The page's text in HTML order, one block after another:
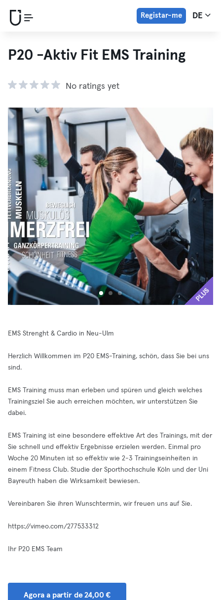
Registar-me DE
P20 -Aktiv Fit EMS Training
No ratings yet
PLUS
EMS Strenght & Cardio in Neu-Ulm
Herzlich Willkommen im P20 EMS-Training, schön, dass Sie bei uns
sind.
EMS Training muss man erleben und spüren und gleich welches
Trainingsziel Sie auch erreichen möchten, wir unterstützen Sie
dabei.
EMS Training ist eine besondere effektive Art des Trainings, mit der
Sie schnell und effektiv Ergebnisse erzielen werden. Einmal pro
Woche 20 Minuten ist so effektiv wie 2-3 Trainingseinheiten in
einem Fitness Club. Studie der Sporthochschule Köln und der Uni
Bayreuth haben die Wirksamkeit bewiesen.
Vereinbaren Sie ihren Wunschtermin, wir freuen uns auf Sie.
https://vimeo.com/277533312
Ihr P20 EMS Team
Agora a partir de 24,00 €